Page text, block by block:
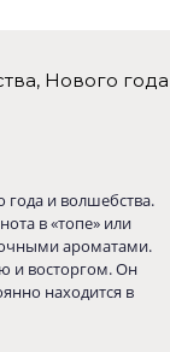
Нового года
года и волшебства.
в «топе» или
ароматами.
и восторгом. Он
находится в